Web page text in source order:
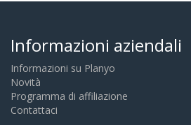
Informazioni aziendali
Informazioni su Planyo
Novità
Programma di affiliazione
Contattaci